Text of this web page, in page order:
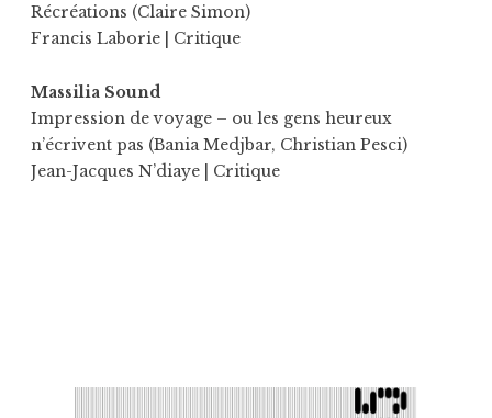
Récréations (Claire Simon)
Francis Laborie | Critique
Massilia Sound
Impression de voyage – ou les gens heureux
n’écrivent pas (Bania Medjbar, Christian Pesci)
Jean-Jacques N’diaye | Critique